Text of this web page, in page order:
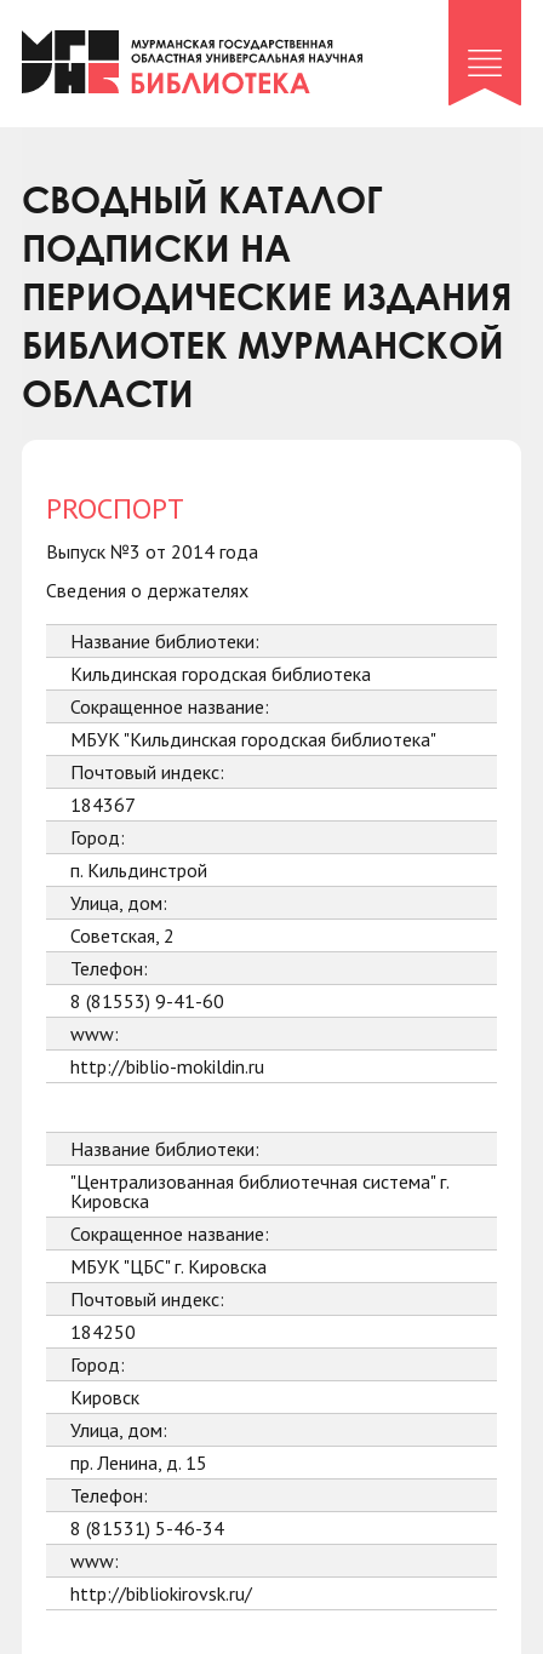
Клуб «Гиря и сельдерей»
Клуб «Семейный архив»
Коллегам
Контакты
СВОДНЫЙ КАТАЛОГ
ПОДПИСКИ НА
ПЕРИОДИЧЕСКИЕ ИЗДАНИЯ
БИБЛИОТЕК МУРМАНСКОЙ
ОБЛАСТИ
PROСПОРТ
Выпуск №3 от 2014 года
Сведения о держателях
Название библиотеки:
Кильдинская городская библиотека
Сокращенное название:
МБУК "Кильдинская городская библиотека"
Почтовый индекс:
184367
Город:
п. Кильдинстрой
Улица, дом:
Советская, 2
Телефон:
8 (81553) 9-41-60
www:
http://biblio-mokildin.ru
Название библиотеки:
"Централизованная библиотечная система" г.
Кировска
Сокращенное название:
МБУК "ЦБС" г. Кировска
Почтовый индекс:
184250
Город:
Кировск
Улица, дом:
пр. Ленина, д. 15
Телефон:
8 (81531) 5-46-34
www:
http://bibliokirovsk.ru/